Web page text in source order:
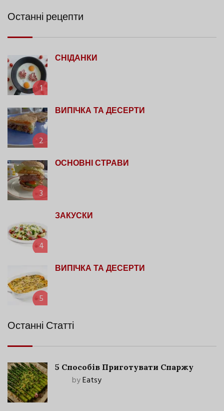
Останні рецепти
1
СНІДАНКИ
2
ВИПІЧКА ТА ДЕСЕРТИ
3
ОСНОВНІ СТРАВИ
4
ЗАКУСКИ
5
ВИПІЧКА ТА ДЕСЕРТИ
Останні Статті
5 Способів Приготувати Спаржу
byEatsy